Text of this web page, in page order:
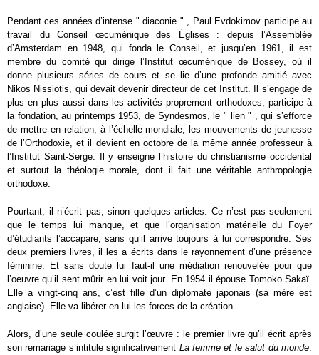
Pendant ces années d’intense " diaconie " , Paul Evdokimov participe au
travail du Conseil œcuménique des Églises : depuis l’Assemblée
d’Amsterdam en 1948, qui fonda le Conseil, et jusqu’en 1961, il est
membre du comité qui dirige l’Institut œcuménique de Bossey, où il
donne plusieurs séries de cours et se lie d’une profonde amitié avec
Nikos Nissiotis, qui devait devenir directeur de cet Institut. Il s’engage de
plus en plus aussi dans les activités proprement orthodoxes, participe à
la fondation, au printemps 1953, de Syndesmos, le " lien " , qui s’efforce
de mettre en relation, à l’échelle mondiale, les mouvements de jeunesse
de l’Orthodoxie, et il devient en octobre de la même année professeur à
l’Institut Saint-Serge. Il y enseigne l’histoire du christianisme occidental
et surtout la théologie morale, dont il fait une véritable anthropologie
orthodoxe.
Pourtant, il n’écrit pas, sinon quelques articles. Ce n’est pas seulement
que le temps lui manque, et que l’organisation matérielle du Foyer
d’étudiants l’accapare, sans qu’il arrive toujours à lui correspondre. Ses
deux premiers livres, il les a écrits dans le rayonnement d’une présence
féminine. Et sans doute lui faut-il une médiation renouvelée pour que
l’oeuvre qu’il sent mûrir en lui voit jour. En 1954 il épouse Tomoko Sakaï.
Elle a vingt-cinq ans, c’est fille d’un diplomate japonais (sa mère est
anglaise). Elle va libérer en lui les forces de la création.
Alors, d’une seule coulée surgit l’œuvre : le premier livre qu’il écrit après
son remariage s’intitule significativement La femme et le salut du monde.